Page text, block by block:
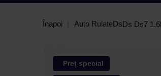
Înapoi Auto RulateDsDs Ds7 1.6l
Preț special